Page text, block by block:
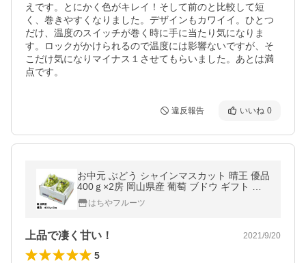
えです。とにかく色がキレイ！そして前のと比較して短
く、巻きやすくなりました。デザインもカワイイ。ひとつ
だけ、温度のスイッチが巻く時に手に当たり気になりま
す。ロックがかけられるので温度には影響ないですが、そ
こだけ気になりマイナス１させてもらいました。あとは満
点です。
違反報告 いいね 0
お中元 ぶどう シャインマスカット 晴王 優品
400ｇ×2房 岡山県産 葡萄 ブドウ ギフト お
取り寄せ
はちやフルーツ
上品で凄く甘い！ 2021/9/20
5